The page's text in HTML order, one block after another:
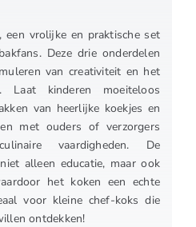
een vrolijke en praktische set
Deze drie onderdelen
van creativiteit en het
kinderen moeiteloos
van heerlijke koekjes en
met ouders of verzorgers
vaardigheden. De
alleen educatie, maar ook
het koken een echte
voor kleine chef-koks die
ontdekken!